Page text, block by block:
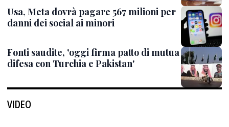
Usa, Meta dovrà pagare 567 milioni per
danni dei social ai minori
Fonti saudite, 'oggi firma patto di mutua
difesa con Turchia e Pakistan'
VIDEO